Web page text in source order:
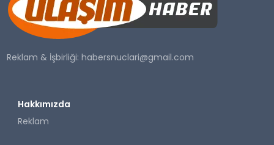
SAĞLIK
YAŞAM
Reklam & İşbirliği:habersnuclari@gmail.com
Hakkımızda
Reklam